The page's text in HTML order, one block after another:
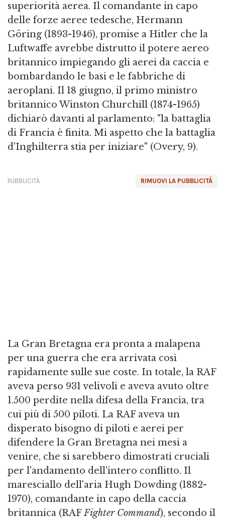
superiorità aerea. Il comandante in capo
delle forze aeree tedesche, Hermann
Göring (1893-1946), promise a Hitler che la
Luftwaffe avrebbe distrutto il potere aereo
britannico impiegando gli aerei da caccia e
bombardando le basi e le fabbriche di
aeroplani. Il 18 giugno, il primo ministro
britannico Winston Churchill (1874-1965)
dichiarò davanti al parlamento: "la battaglia
di Francia è finita. Mi aspetto che la battaglia
d'Inghilterra stia per iniziare" (Overy, 9).
RIMUOVI LA PUBBLICITÀ
PUBBLICITÀ
La Gran Bretagna era pronta a malapena
per una guerra che era arrivata così
rapidamente sulle sue coste. In totale, la RAF
aveva perso 931 velivoli e aveva avuto oltre
1.500 perdite nella difesa della Francia, tra
cui più di 500 piloti. La RAF aveva un
disperato bisogno di piloti e aerei per
difendere la Gran Bretagna nei mesi a
venire, che si sarebbero dimostrati cruciali
per l'andamento dell'intero conflitto. Il
maresciallo dell'aria Hugh Dowding (1882-
1970), comandante in capo della caccia
britannica (RAFFighter Command), secondo il